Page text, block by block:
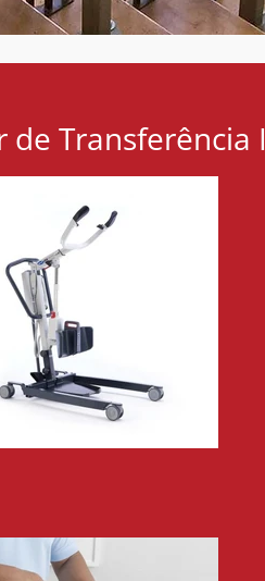
de Transferência